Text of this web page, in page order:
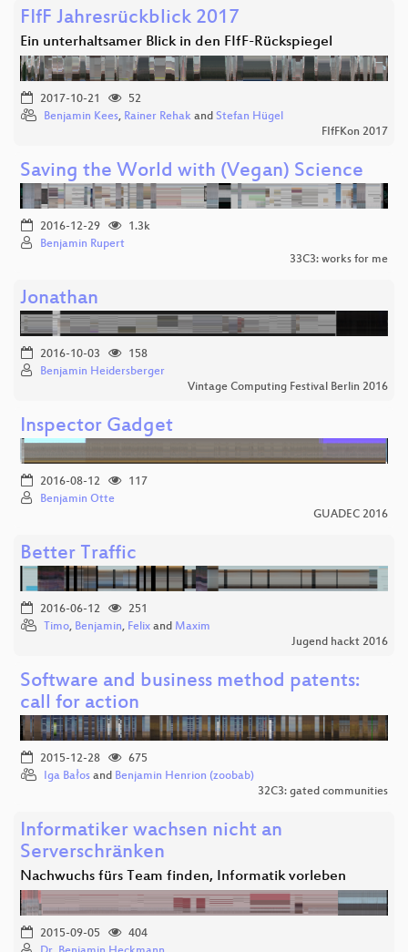
FIfF Jahresrückblick 2017
Ein unterhaltsamer Blick in den FIfF-Rückspiegel
2017-10-21
52
Benjamin Kees, Rainer Rehak and Stefan Hügel
FIfFKon 2017
Saving the World with (Vegan) Science
2016-12-29
1.3k
Benjamin Rupert
33C3: works for me
Jonathan
2016-10-03
158
Benjamin Heidersberger
Vintage Computing Festival Berlin 2016
Inspector Gadget
2016-08-12
117
Benjamin Otte
GUADEC 2016
Better Traffic
2016-06-12
251
Timo, Benjamin, Felix and Maxim
Jugend hackt 2016
Software and business method patents:
call for action
2015-12-28
675
Iga Bałos and Benjamin Henrion (zoobab)
32C3: gated communities
Informatiker wachsen nicht an
Serverschränken
Nachwuchs fürs Team finden, Informatik vorleben
2015-09-05
404